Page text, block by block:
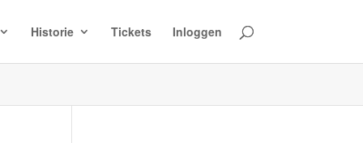
Historie Tickets Inloggen